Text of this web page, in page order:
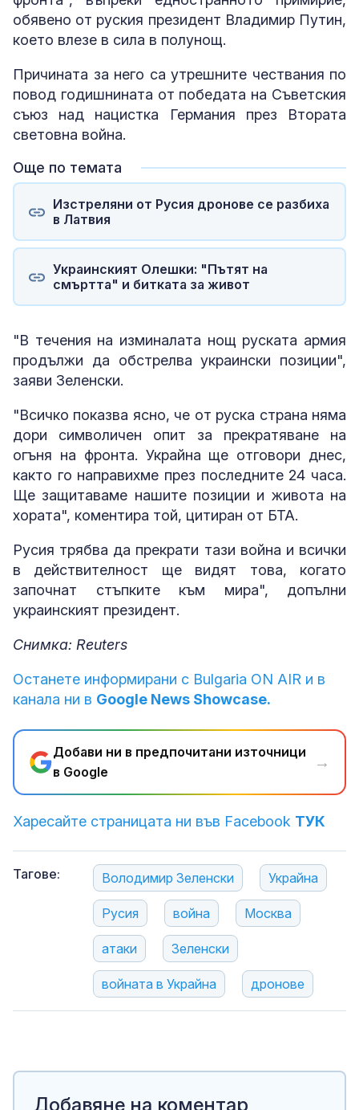
обявено от руския президент Владимир Путин,
което влезе в сила в полунощ.
Причината за него са утрешните чествания по
повод годишнината от победата на Съветския
съюз над нацистка Германия през Втората
световна война.
Още по темата
Изстреляни от Русия дронове се разбиха
в Латвия
Украинският Олешки: "Пътят на
смъртта" и битката за живот
"В течения на изминалата нощ руската армия
продължи да обстрелва украински позиции",
заяви Зеленски.
"Всичко показва ясно, че от руска страна няма
дори символичен опит за прекратяване на
огъня на фронта. Украйна ще отговори днес,
както го направихме през последните 24 часа.
Ще защитаваме нашите позиции и живота на
хората", коментира той, цитиран от БТА.
Русия трябва да прекрати тази война и всички
в действителност ще видят това, когато
започнат стъпките към мира", допълни
украинският президент.
Снимка: Reuters
Останете информирани с Bulgaria ON AIR и в
канала ни в Google News Showcase.
Добави ни в предпочитани източници
в Google
→
Харесайте страницата ни във Facebook ТУК
Тагове: Володимир Зеленски Украйна
Русия война Москва
атаки Зеленски
войната в Украйна дронове
Добавяне на коментар